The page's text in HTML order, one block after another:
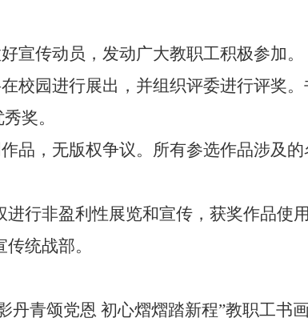
宣传动员，发动广大教职工积极参加。
校园进行展出，并组织评委进行评奖
奖。
品，无版权争议。所有参选作品涉及
进行非盈利性展览和宣传， 获奖作品使
统战部。
丹青颂党恩 初心熠熠踏新程”教职工书